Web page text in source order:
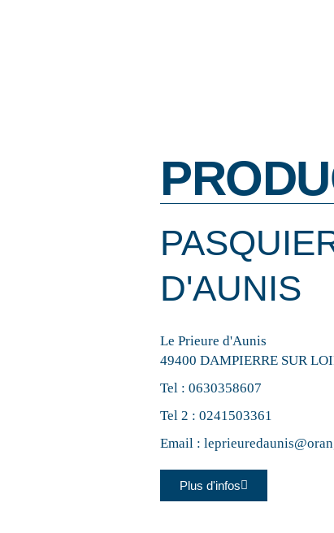
D'AUNIS
Le Prieure d'Aunis
49400 DAMPIERRE SUR
Tel : 0630358607
Tel 2 : 0241503361
Email :
Plus d'infos